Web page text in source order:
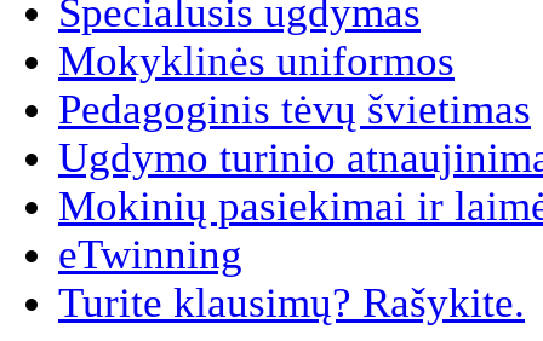
Specialusis ugdymas
Mokyklinės uniformos
Pedagoginis tėvų švietimas
Ugdymo turinio
Mokinių pasiekimai ir
eTwinning
Turite klausimų? Rašykite.